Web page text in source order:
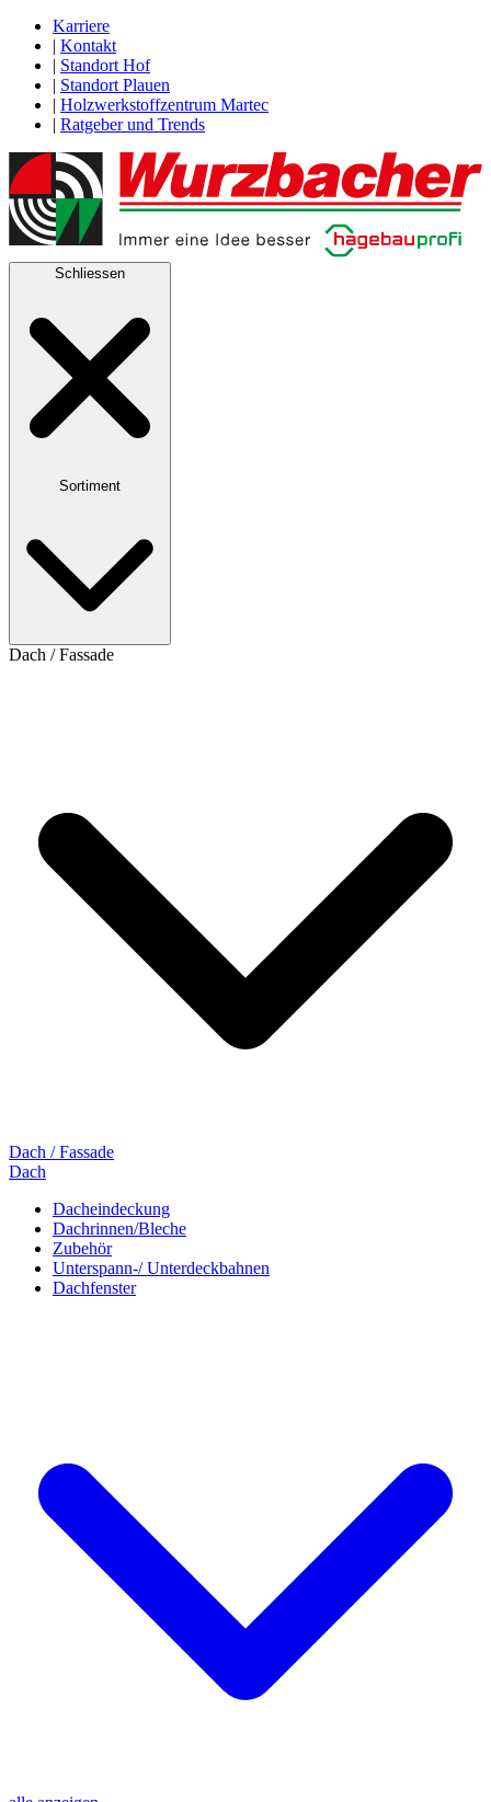
Karriere
| Kontakt
| Standort Hof
| Standort Plauen
| Holzwerkstoffzentrum Martec
| Ratgeber und Trends
Schliessen
Sortiment
Dach / Fassade
Dach / Fassade
Dach
Dacheindeckung
Dachrinnen/Bleche
Zubehör
Unterspann-/ Unterdeckbahnen
Dachfenster